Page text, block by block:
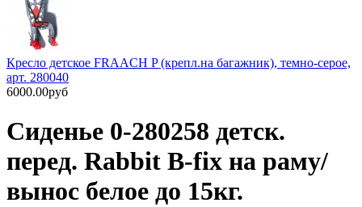
Кресло детское FRAACH P (крепл.на багажник), темно-серое,
арт. 280040
6000.00руб
Сиденье 0-280258 детск.
перед. Rabbit B-fix на раму/
вынос белое до 15кг.